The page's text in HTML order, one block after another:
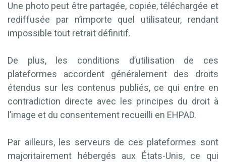
Une photo peut être partagée, copiée, téléchargée et
rediffusée par n’importe quel utilisateur, rendant
impossible tout retrait définitif.
De plus, les conditions d’utilisation de ces
plateformes accordent généralement des droits
étendus sur les contenus publiés, ce qui entre en
contradiction directe avec les principes du droit à
l’image et du consentement recueilli en EHPAD.
Par ailleurs, les serveurs de ces plateformes sont
majoritairement hébergés aux États-Unis, ce qui